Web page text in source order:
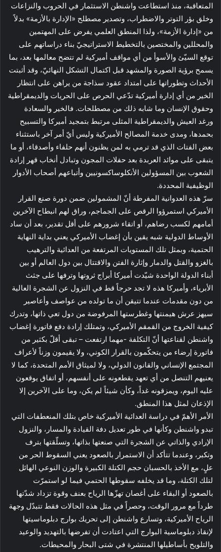
المتعاقبة، منذ استطاعت واشنطن الاستثمار في الحروب والنزاعات
وخلق بؤر التوتر والاضطراب، وتصدير مصطلح «الإدارة بالأزمة» بدلاً
من «إدارة الأزمة»، ولذا المنطق العلمي يفرض على المهتمين
والمحللين والمختصين بالتخطيط الاستراتيجيّ بناء دراساتهم على
توقع السيّئ والأسوأ من أي مواقف أميركية لم تتضح معالمها بعد، بما
يسمح برؤية الصورة والمشهد قبل اكتمال التشكل النهائيّ، وقد أثبتت
الأحداث وتطوراتها على امتداد عقود سذاجة من يراهن على انتظار
الخير من أي إدارة أميركية تدّعي الحرص على الحريات والديمقراطية
وحقوق الإنسان وما شابه ذلك من مصطلحات. فالخير والسعادة
ورغد العيش والديمقراطية المثلى مرتبط بتمجيد أميركا والتسبيح
بحمدها، ومدى خدمة المصالح الأميركية وليس أيّ أمر آخر باستثناء
بعض الفتات الذي قد ترمي به لمن يظنون أنهم حلفاء وأصدقاء، أو ما
يتبقى على موائد العربدة بعد حفلات المجون وتبادل أنخاب قهر إرادة
الشعوب بين المسؤولين الأنكلوساكسونيين وأتباعهم أصحاب الأدوار
الوظيفية المحددة.
سرّ هذه العدوانية المفرطة أنّ المشمولين ضمن دورة صنع القرار
الأميركي استمرؤوا الرقص على الجماجم، وراق لهم انبطاح الآخرين
أمامهم لكسب رضاهم، أو اتقاء شرورهم على أقل تقدير، بعد أن ساد
الأوساط الدولية شبه يقين بأن إغضاب الأميركي يعني بداية النهاية
الحتمية، وبمثل تلك المستويات المرتفعة من العدائية والترهيب
بالغزو والقتل والدمار وإثارة الفتن والاقتتال بين دول العالم أو بين
أبناء الدولة الواحدة شيّدت أميركا أبراج ثروتها وترفها على جثث
الأبرياء، وأميركا هذه لا تجد حرجاً قط في النزول عن الشجرة العالية
من دون مقدمات عندما تتيقن أن ما تولده من عواصف وأعاصير
سيهز عرش هيمنتها وغطرستها المرفوضة من دول تعي ذاتها، وتدرك
كيفية الخروج من القمقم الأميركي، وتمتلك إرادة دفع فاتورة إغضاب
واشنطن لقناعتها أنّ التكلفة -مهما ارتفعت – تبقى أقلّ بكثير من
فاتورة إرضاء من يتحكّمون بالقرار الكوني، ولا يقيمون وزناً لأعراف
المجتمع الإنساني والقانون الدولي، ولا لميثاق الأمم المتحدة، كما لا
يعنيهم التنصل من أي تعهد يقطعونه على أنفسهم، أو اتفاق يوقعون
عليه اليوم، ويمزقونه غداً، وكأن شيئاً لم يكن، وما على الآخرين إلا
الإذعان لمثل هذا المنطق.
الأمر الأهمّ في دراسة العدائية الأميركية خاص بتلك المنعطفات التي
تبدو واشنطن وكأنها في طور تعديل دفة القيادة والمسار، والنزول
الإرادي والذاتي عن الشجرة التي صنعتها بذاتها، وتسلّقتها بترف
وتكبر، وعندما تتأكد أن الاستمرار بالصعود يعني السقوط الحر من
علٍ، مع الأخذ بالحسبان حجم الكتلة الكبيرة والوزن النوعي الهائل
لتلك الكتلة، وما قد يخلفه سقوطها الحتمي فيما لو استمرّت
بالصعود أو البقاء على أغصان تهزّها الرياح بعنف وقوة تزداد شدّتها
طرداً مع مرور الوقت، وحصراً في مثل هذه الحالات فقط تتبدّل وجهة
الرياح الأميركية، وتسارع واشنطن إلى تحريك بوارج دبلوماسيتها
لإنقاذ دبلوماسية البوارج التي اعتادت أن تفرضها بالتهديد والوعيد
والتلويح بأساطيلها المنتشرة في شتى البحار والمحيطات.